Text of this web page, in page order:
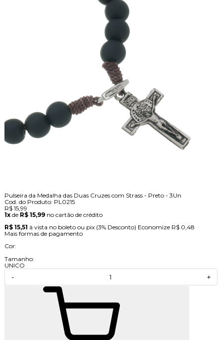
Pulseira da Medalha das Duas Cruzes com Strass - Preto - 3Un
Cod. do Produto: PL0215
R$ 15,99
1xde R$ 15,99 no cartão de crédito
R$ 15,51 à vista no boleto ou pix (3% Desconto) Economize R$ 0,48
Mais formas de pagamento
Cor:
Tamanho:
UNICO
- +